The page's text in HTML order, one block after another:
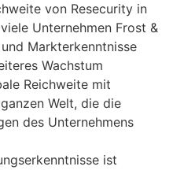
von Resecurity in
Unternehmen Frost &
Markterkenntnisse
Wachstum
Reichweite mit
Welt, die die
des Unternehmens
ist